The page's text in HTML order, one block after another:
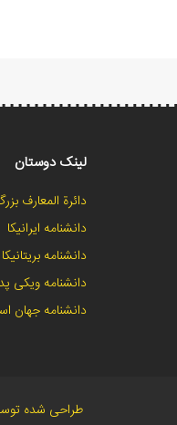
لینک دوستان
دائرة المعارف
دانشنامه ایرانیکا
دانشنامه بریتانیکا
دانشنامه ویکی
دانشنامه جهان
طراحی شده